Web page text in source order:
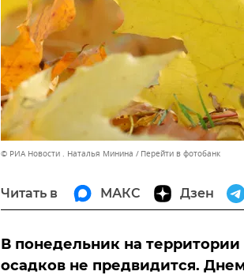
© РИА Новости . Наталья Минина Перейти в фотобанк
Читать в МАКС Дзен
В понедельник на
осадков не предвидится.